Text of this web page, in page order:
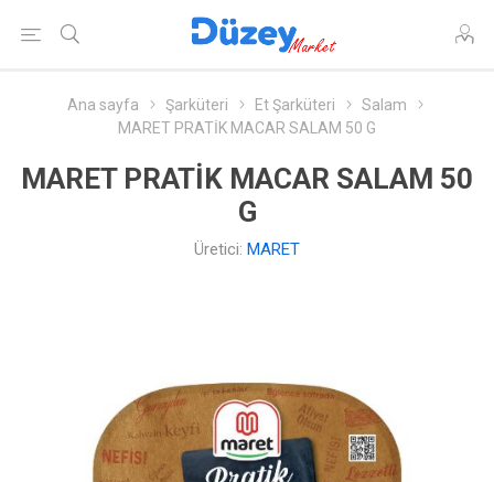
Ana sayfa Şarküteri Et Şarküteri
Salam
MARET PRATİK MACAR SALAM 50 G
MARET PRATİK MACAR SALAM 50
G
Üretici: MARET